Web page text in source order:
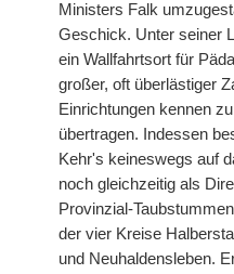
Ministers Falk
Geschick. Unter seiner
ein Wallfahrtsort für
großer, oft überlästiger
Einrichtungen kennen
übertragen. Indessen
Kehr's keineswegs auf
noch gleichzeitig als
Provinzial-
der vier Kreise
und Neuhaldensleben.